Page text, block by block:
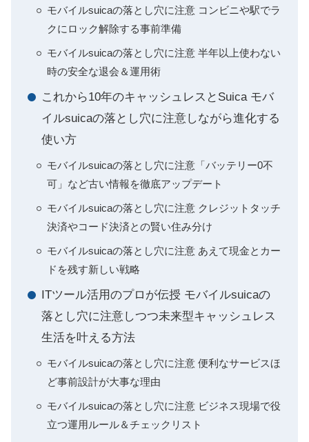
モバイルsuicaの落とし穴に注意 コンビニや駅でラ
クにロック解除する事前準備
モバイルsuicaの落とし穴に注意 半年以上使わない
時の安全な退会＆運用術
これから10年のキャッシュレスとSuica モバ
イルsuicaの落とし穴に注意しながら進化する
使い方
モバイルsuicaの落とし穴に注意「バッテリー0不
可」など古い情報を徹底アップデート
モバイルsuicaの落とし穴に注意 クレジットタッチ
決済やコード決済との賢い住み分け
モバイルsuicaの落とし穴に注意 あえて現金とカー
ドを残す新しい戦略
ITツール活用のプロが伝授 モバイルsuicaの
落とし穴に注意しつつ未来型キャッシュレス
生活を叶える方法
モバイルsuicaの落とし穴に注意 便利なサービスほ
ど事前設計が大事な理由
モバイルsuicaの落とし穴に注意 ビジネス現場で役
立つ運用ルール＆チェックリスト